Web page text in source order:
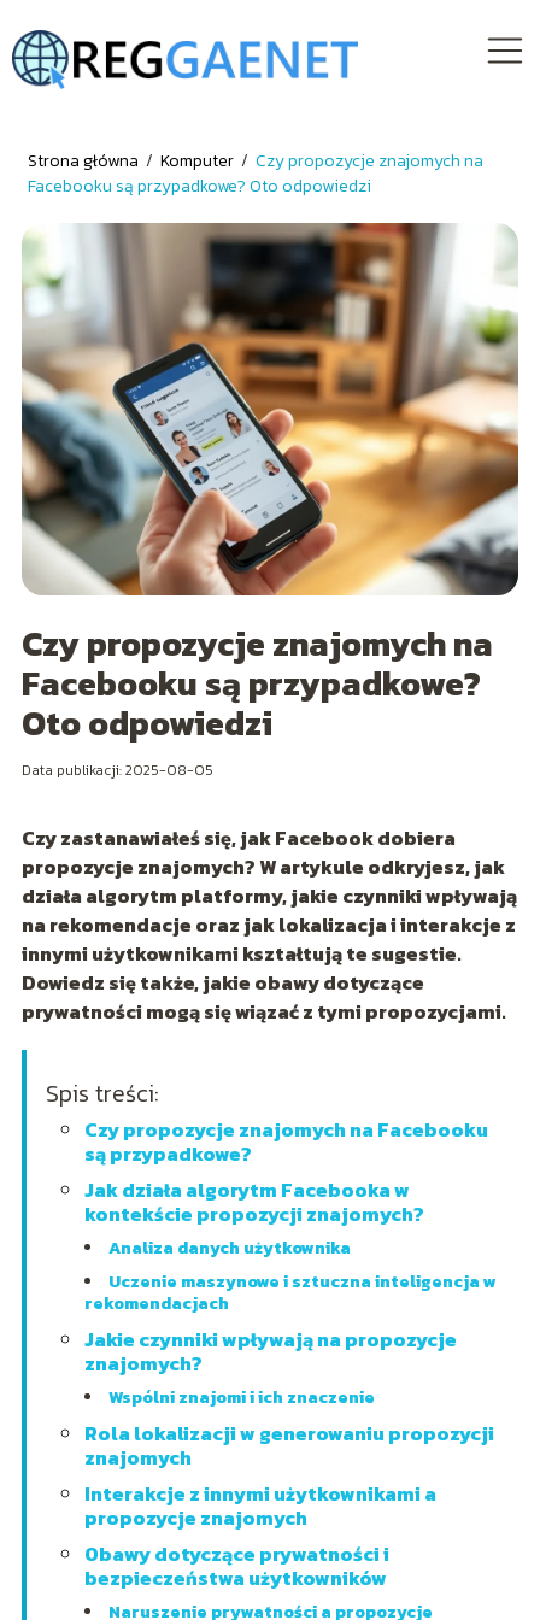
Strona główna / Komputer / Czy propozycje znajomych na
Facebooku są przypadkowe? Oto odpowiedzi
Czy propozycje znajomych na
Facebooku są przypadkowe?
Oto odpowiedzi
Data publikacji: 2025-08-05
Czy zastanawiałeś się, jak Facebook dobiera
propozycje znajomych? W artykule odkryjesz, jak
działa algorytm platformy, jakie czynniki wpływają
na rekomendacje oraz jak lokalizacja i interakcje z
innymi użytkownikami kształtują te sugestie.
Dowiedz się także, jakie obawy dotyczące
prywatności mogą się wiązać z tymi propozycjami.
Spis treści:
Czy propozycje znajomych na Facebooku
są przypadkowe?
Jak działa algorytm Facebooka w
kontekście propozycji znajomych?
Analiza danych użytkownika
Uczenie maszynowe i sztuczna inteligencja w
rekomendacjach
Jakie czynniki wpływają na propozycje
znajomych?
Wspólni znajomi i ich znaczenie
Rola lokalizacji w generowaniu propozycji
znajomych
Interakcje z innymi użytkownikami a
propozycje znajomych
Obawy dotyczące prywatności i
bezpieczeństwa użytkowników
Naruszenie prywatności a propozycje